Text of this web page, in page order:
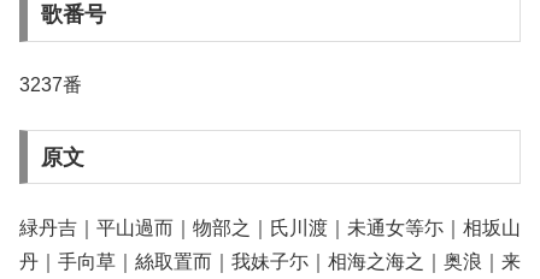
歌番号
3237番
原文
緑丹吉｜平山過而｜物部之｜氏川渡｜未通女等尓｜相坂山
丹｜手向草｜絲取置而｜我妹子尓｜相海之海之｜奥浪｜来